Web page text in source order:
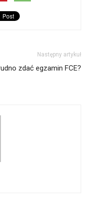
Następny artykuł
zdać egzamin FCE?